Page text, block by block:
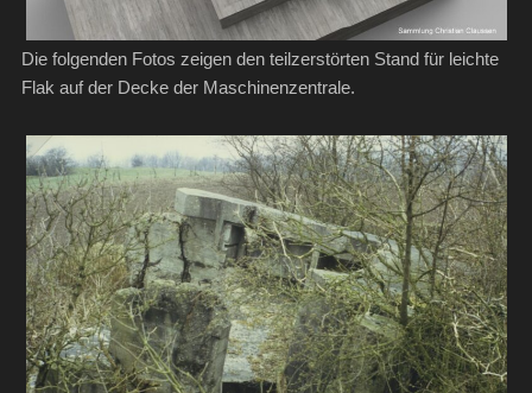
Die folgenden Fotos zeigen den teilzerstörten Stand für leichte
Flak auf der Decke der Maschinenzentrale.